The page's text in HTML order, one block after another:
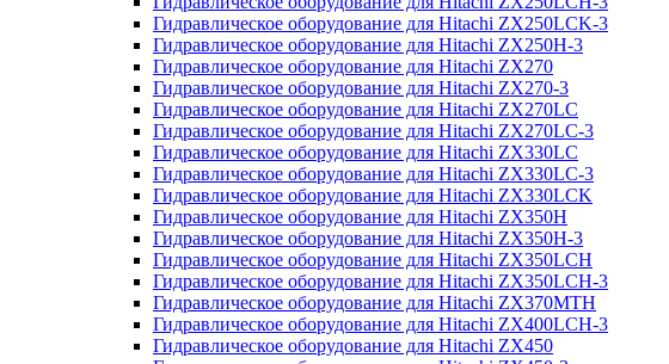
Гидравлическое оборудование для Hitachi ZX250LCK-3
Гидравлическое оборудование для Hitachi ZX250Н-3
Гидравлическое оборудование для Hitachi ZX270
Гидравлическое оборудование для Hitachi ZX270-3
Гидравлическое оборудование для Hitachi ZX270LC
Гидравлическое оборудование для Hitachi ZX270LC-3
Гидравлическое оборудование для Hitachi ZX330LC
Гидравлическое оборудование для Hitachi ZX330LC-3
Гидравлическое оборудование для Hitachi ZX330LCK
Гидравлическое оборудование для Hitachi ZX350H
Гидравлическое оборудование для Hitachi ZX350H-3
Гидравлическое оборудование для Hitachi ZX350LCH
Гидравлическое оборудование для Hitachi ZX350LCH-3
Гидравлическое оборудование для Hitachi ZX370MTH
Гидравлическое оборудование для Hitachi ZX400LCH-3
Гидравлическое оборудование для Hitachi ZX450